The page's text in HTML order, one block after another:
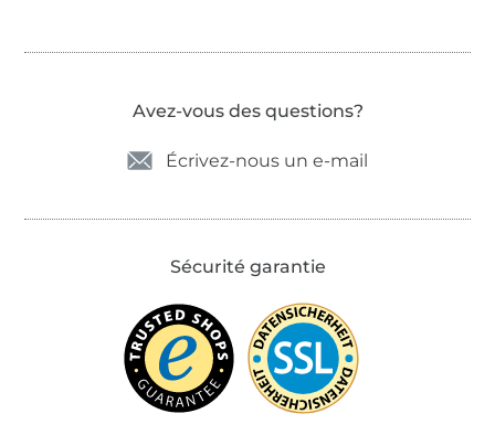
Avez-vous des questions?
Écrivez-nous un e-mail
Sécurité garantie